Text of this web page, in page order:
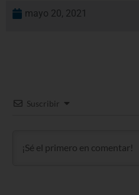
mayo 20, 2021
Suscribir